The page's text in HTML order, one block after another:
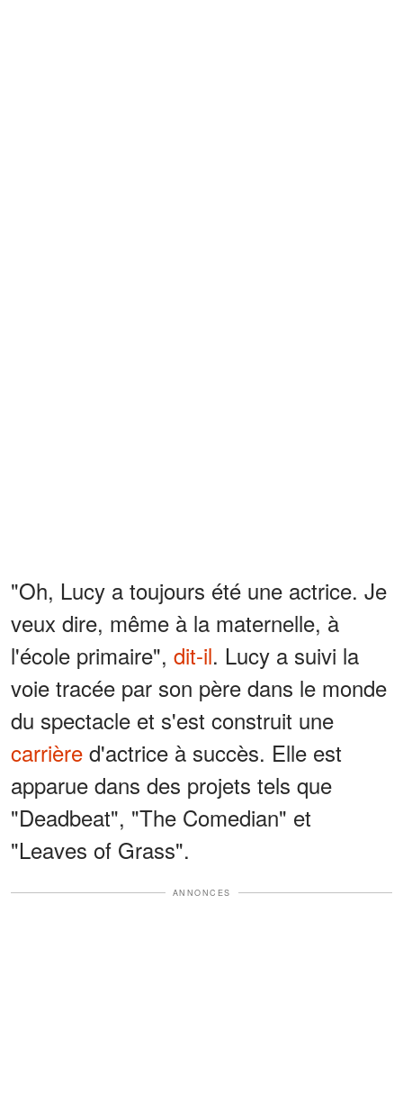
"Oh, Lucy a toujours été une actrice. Je
veux dire, même à la maternelle, à
l'école primaire", dit-il. Lucy a suivi la
voie tracée par son père dans le monde
du spectacle et s'est construit une
carrière d'actrice à succès. Elle est
apparue dans des projets tels que
"Deadbeat", "The Comedian" et
"Leaves of Grass".
ANNONCES